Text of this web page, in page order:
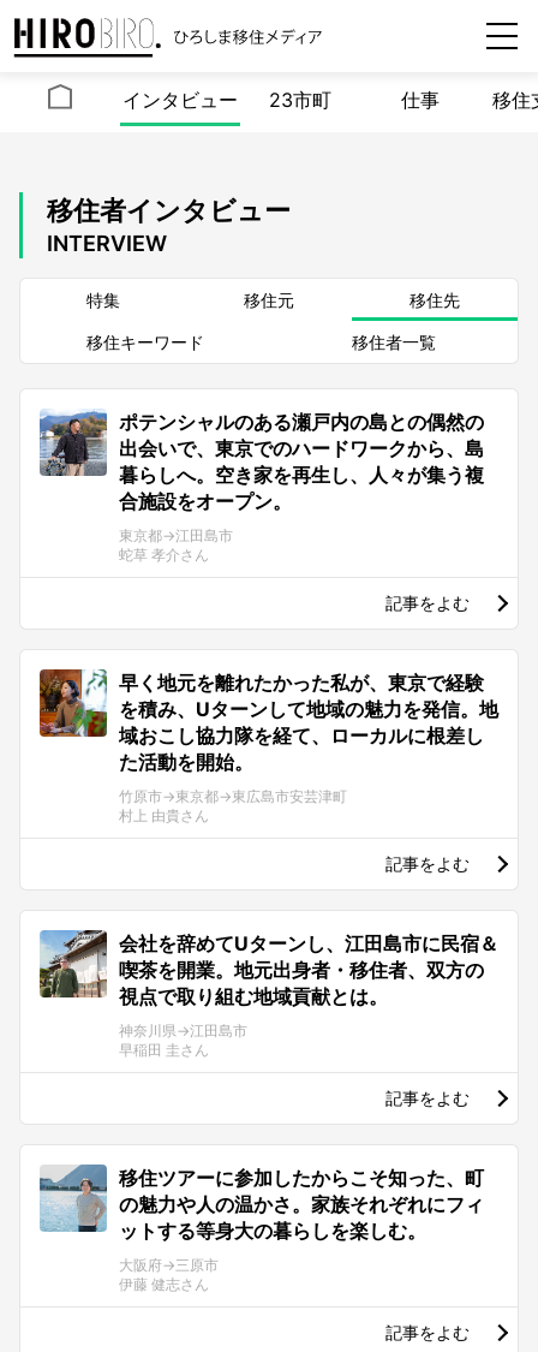
インタビュー 23市町 仕事 移住
移住者インタビュー
INTERVIEW
特集 移住元 移住先
移住キーワード 移住者一覧
ポテンシャルのある瀬戸内の島との偶然の
出会いで、東京でのハードワークから、島
暮らしへ。空き家を再生し、人々が集う複
合施設をオープン。
東京都→江田島市
蛇草 孝介さん
記事をよむ
早く地元を離れたかった私が、東京で経験
を積み、Uターンして地域の魅力を発信。地
域おこし協力隊を経て、ローカルに根差し
た活動を開始。
竹原市→東京都→東広島市安芸津町
村上 由貴さん
記事をよむ
会社を辞めてUターンし、江田島市に民宿＆
喫茶を開業。地元出身者・移住者、双方の
視点で取り組む地域貢献とは。
神奈川県→江田島市
早稲田 圭さん
記事をよむ
移住ツアーに参加したからこそ知った、町
の魅力や人の温かさ。家族それぞれにフィ
ットする等身大の暮らしを楽しむ。
大阪府→三原市
伊藤 健志さん
記事をよむ